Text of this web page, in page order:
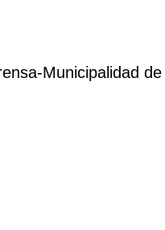
Municipalidad